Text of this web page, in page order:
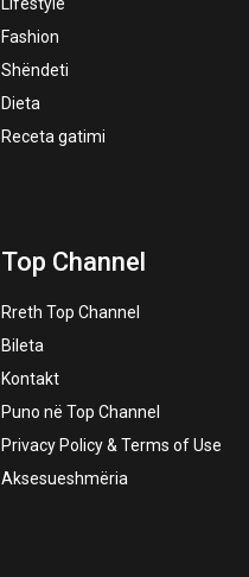
Lifestyle
Fashion
Shëndeti
Dieta
Receta gatimi
Top Channel
Rreth Top Channel
Bileta
Kontakt
Puno në Top Channel
Privacy Policy & Terms of Use
Aksesueshmëria